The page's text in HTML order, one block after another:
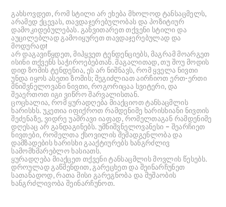
გახსოვდეთ, რომ სტილი არ ეხება მხოლოდ ტანსაცმელს,
არამედ ქცევას, თავდაჯერებულობას და პოზიტიურ
დამოკიდებულებას. განვითარეთ თქვენი სტილი და
აუცილებლად გამოიყურეთ თავდაჯერებულად და
მოდურად!
არ დაგავიწყდეთ, მიჰყვეთ ტენდენციებს, მაგრამ მოარგეთ
ისინი თქვენს საჭიროებებთან. მაგალითად, თუ შოუ მოდის
დიდ ზომის ტენდენია, ეს არ ნიშნავს, რომ ყველა ნივთი
უნდა იყოს ასეთი ზომის; შეგიძლიათ აირჩიოთ ერთ-ერთი
მნიშვნელოვანი ნივთი, როგორიცაა სვიტერი, და
შეაერთოთ იგი ვიწრო შარვალისთან.
ცოცხალია, რომ ყურადღება მიაქციოთ ტანსაცმლის
ხარისხს. უკეთია იფიქროთ რამდენიმე ხარისხიანი ნივთის
შეძენაზე, ვიდრე უამრავი იაფად, რომელთაგან რამდენიმე
დღესაც არ განდაგინებს. უმნიშვნელოვანესი – შეარჩიეთ
ნივთები, რომელთა ქსოვილის შემადგენლობა და
დამზადების ხარისხი გააქტიურებს ხანგრძლივ
სამომხმარებლო ხასიათს.
ყურადღება მიაქცეთ თქვენი ტანსაცმლის მოვლის წესებს.
დროულად გაწმენდით, გარეცხეთ და შეინარჩუნეთ
სათანადოდ, რათა მისი გარეგნობა და მუშაობის
ხანგრძლივობა შეინარჩუნოთ.